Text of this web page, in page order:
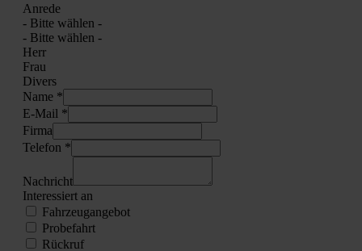
Anre­de
- Bit­te wäh­len -
- Bit­te wäh­len -
Herr
Frau
Divers
Name *
E‑Mail *
Fir­ma
Tele­fon *
Nach­richt
Inter­es­siert an
Fahr­zeug­an­ge­bot
Pro­be­fahrt
Rück­ruf